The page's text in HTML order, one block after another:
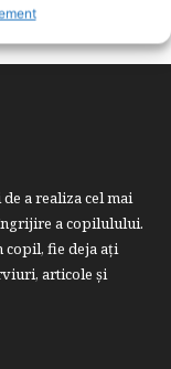
a realiza cel mai
a copilulului.
copil, fie deja aţi
articole şi